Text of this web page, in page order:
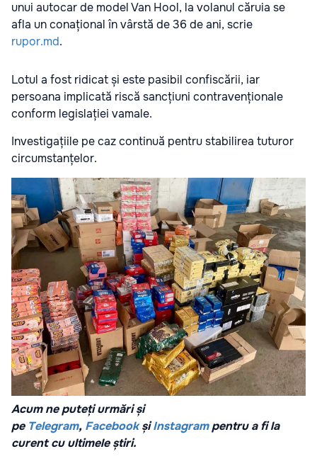
unui autocar de model Van Hool, la volanul căruia se
afla un conațional în vârstă de 36 de ani, scrie
rupor.md.
Lotul a fost ridicat și este pasibil confiscării, iar
persoana implicată riscă sancțiuni contravenționale
conform legislației vamale.
Investigațiile pe caz continuă pentru stabilirea tuturor
circumstanțelor.
Acum ne puteți urmări și
pe Telegram, Facebook șiInstagrampentru a fi la
curent cu ultimele știri.